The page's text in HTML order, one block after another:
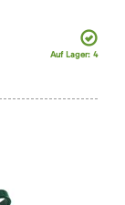
Auf Lager: 4